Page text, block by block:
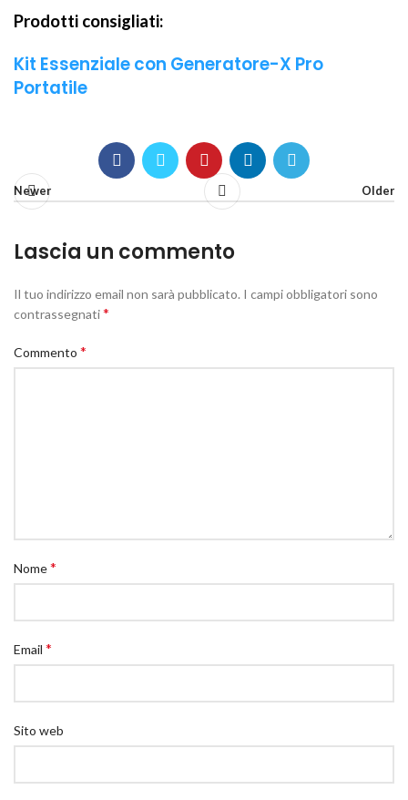
Prodotti consigliati:
Kit Essenziale con Generatore-X Pro
Portatile
Newer Older
Lascia un commento
Il tuo indirizzo email non sarà pubblicato. I campi obbligatori sono
contrassegnati*
Commento *
Nome*
Email *
Sito web